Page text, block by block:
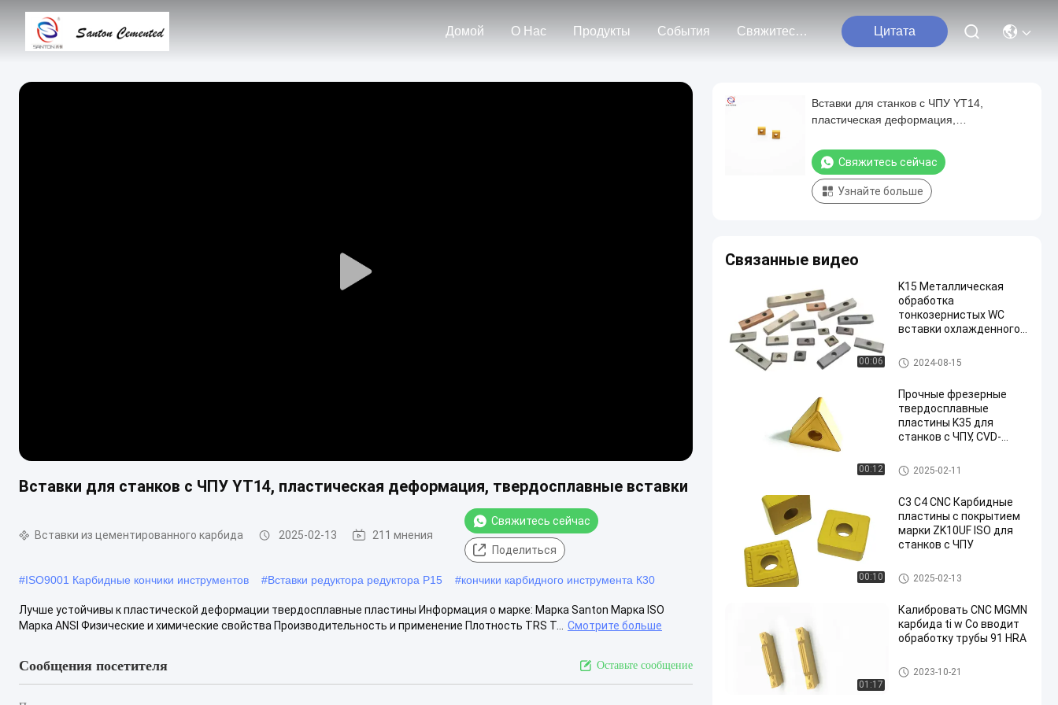
Домой О Нас Продукты События Свяжитесь С Нами Цитата
Play
Вставки для станков с ЧПУ YT14, пластическая деформация, твердосплавные вставки
Вставки из цементированного карбида 2025-02-13 211 мнения
Свяжитесь сейчас
Поделиться
#ISO9001 Карбидные кончики инструментов #Вставки редуктора редуктора P15 #кончики карбидного инструмента К30
Лучше устойчивы к пластической деформации твердосплавные пластины Информация о марке: Марка Santon Марка ISO
Марка ANSI Физические и химические свойства Производительность и применение Плотность TRS Т...
Смотрите больше
Сообщения посетителя Оставьте сообщение
Вставки для станков с ЧПУ YT14,
пластическая деформация,
Свяжитесь сейчас
Узнайте больше
Связанные видео
00:06
K15 Металлическая
обработка
тонкозернистых WC
вставки охлажденного
Карбидные фрезерные
вставки
Вставки карбида филируя
2024-08-15
00:12
Прочные фрезерные
твердосплавные
пластины K35 для
станков с ЧПУ, CVD-
металлов
Вставки карбида поворачив
ая
2025-02-11
00:10
C3 C4 CNC Карбидные
пластины с покрытием
марки ZK10UF ISO для
станков с ЧПУ
Вставки карбида CNC
2025-02-13
01:17
Калибровать CNC MGMN
карбида ti w Co вводит
обработку трубы 91 HRA
Вставки карбида CNC
2023-10-21